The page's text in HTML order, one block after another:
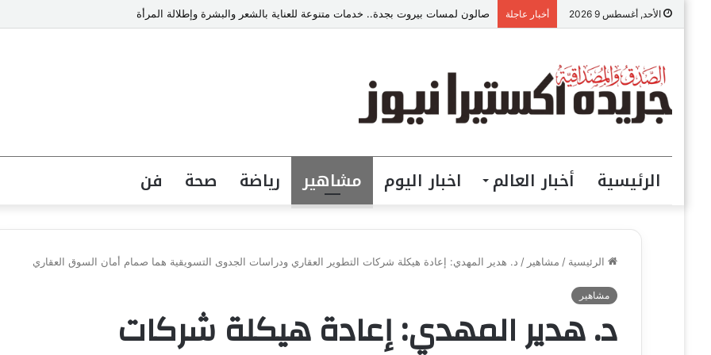
الأحد, أغسطس 9 2026 أخبار عاجلة صالون لمسات بيروت بجدة.. خدمات متنوعة للعناية بالشعر والبشرة وإطلالة المرأة
الرئيسية أخبار العالم اخبار اليوم مشاهير رياضة صحة فن
الرئيسية / مشاهير / د. هدير المهدي: إعادة هيكلة شركات التطوير العقاري ودراسات الجدوى التسويقية هما صمام أمان السوق العقاري
مشاهير
د. هدير المهدي: إعادة هيكلة شركات